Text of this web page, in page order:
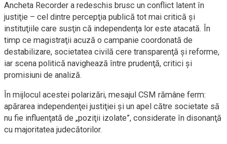
Ancheta Recorder a redeschis brusc un conflict latent în
justiţie – cel dintre percepţia publică tot mai critică şi
instituţiile care susţin că independenţa lor este atacată. În
timp ce magistraţii acuză o campanie coordonată de
destabilizare, societatea civilă cere transparenţă şi reforme,
iar scena politică navighează între prudenţă, critici şi
promisiuni de analiză.
În mijlocul acestei polarizări, mesajul CSM rămâne ferm:
apărarea independenţei justiţiei şi un apel către societate să
nu fie influenţată de „poziţii izolate”, considerate în disonanţă
cu majoritatea judecătorilor.